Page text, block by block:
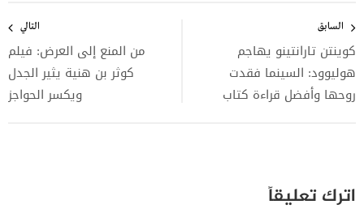
المقالات
السابق
كوينتن تارانتينو يهاجم
هوليوود: السينما فقدت
روحها وأفضل قراءة كتاب
التالي
من المنع إلى العرض: فيلم
كوثر بن هنية يثير الجدل
ويكسر الحواجز
اترك تعليقاً